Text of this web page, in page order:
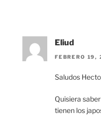
Eliud
FEBRERO
Saludos
Quisiera
tienen los